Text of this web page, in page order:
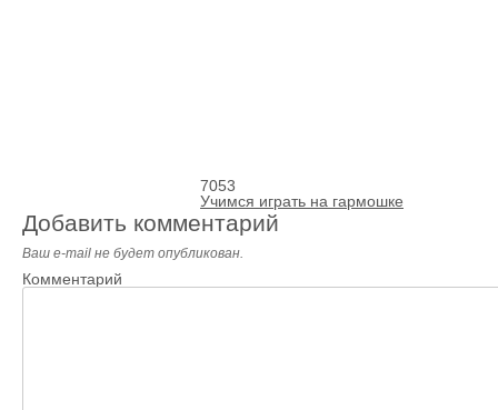
7053
Учимся играть на гармошке
Добавить комментарий
Ваш e-mail не будет опубликован.
Комментарий